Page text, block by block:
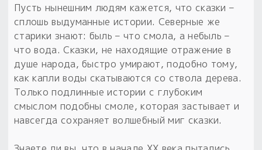
Пусть нынешним людям кажется, что сказки –
сплошь выдуманные истории. Северные же
старики знают: быль – что смола, а небыль –
что вода. Сказки, не находящие отражение в
душе народа, быстро умирают, подобно тому,
как капли воды скатываются со ствола дерева.
Только подлинные истории с глубоким
смыслом подобны смоле, которая застывает и
навсегда сохраняет волшебный миг сказки.